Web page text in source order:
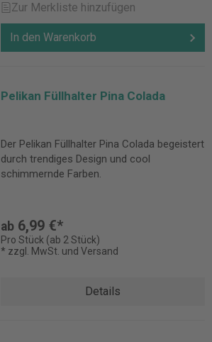
Zur Merkliste hinzufügen
In den Warenkorb
Pelikan Füllhalter Pina Colada
Der Pelikan Füllhalter Pina Colada begeistert
durch trendiges Design und cool
schimmernde Farben.
ab 6,99 €*
Pro Stück (ab 2 Stück)
* zzgl. MwSt. und Versand
Details